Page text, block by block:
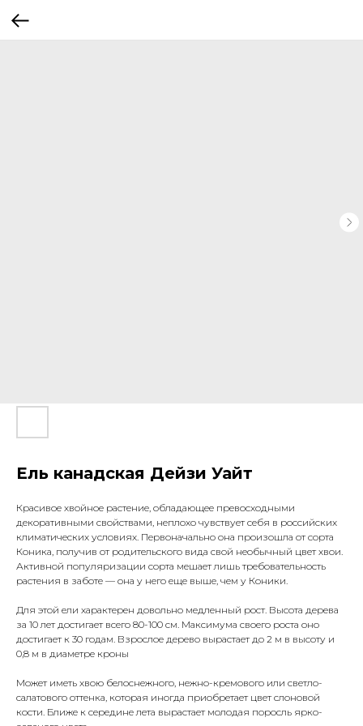
Ель канадская Дейзи Уайт
Красивое хвойное растение, обладающее превосходными
декоративными свойствами, неплохо чувствует себя в российских
климатических условиях. Первоначально она произошла от сорта
Коника, получив от родительского вида свой необычный цвет хвои.
Активной популяризации сорта мешает лишь требовательность
растения в заботе — она у него еще выше, чем у Коники.
Для этой ели характерен довольно медленный рост. Высота дерева
за 10 лет достигает всего 80-100 см. Максимума своего роста оно
достигает к 30 годам. Взрослое дерево вырастает до 2 м в высоту и
0,8 м в диаметре кроны
Может иметь хвою белоснежного, нежно-кремового или светло-
салатового оттенка, которая иногда приобретает цвет слоновой
кости. Ближе к середине лета вырастает молодая поросль ярко-